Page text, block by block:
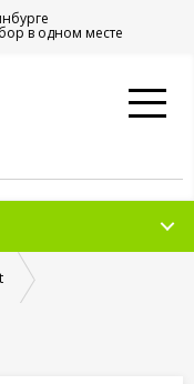
в одном месте